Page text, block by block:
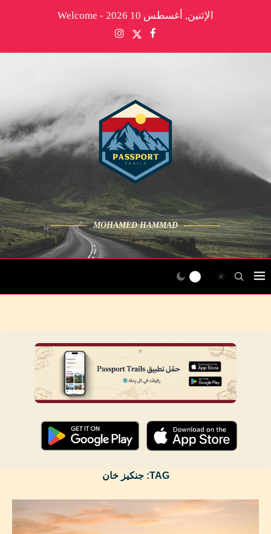
الإثنين, أغسطس 10 2026 - Welcome
MOHAMED HAMMAD
TAG: جنكيز خان